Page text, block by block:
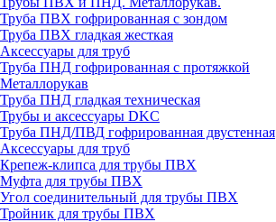
Труба ПВХ гофрированная с зондом
Труба ПВХ гладкая жесткая
Аксессуары для труб
Труба ПНД гофрированная с протяжкой
Металлорукав
Труба ПНД гладкая техническая
Трубы и аксессуары DKC
Труба ПНД/ПВД гофрированная двустенная
Аксессуары для труб
Крепеж-клипса для трубы ПВХ
Муфта для трубы ПВХ
Угол соединительный для трубы ПВХ
Тройник для трубы ПВХ